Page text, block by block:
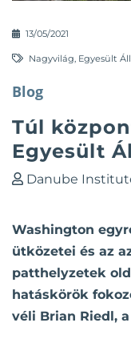
13/05/2021
Nagyvilág, Egyesült
Blog
Túl
Egyesült
Danube
Washington
ütközetei és az
patthelyzetek
hatáskörök
véli Brian Riedl,